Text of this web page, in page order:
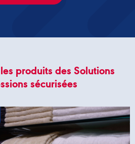
produits des Solutions
sécurisées